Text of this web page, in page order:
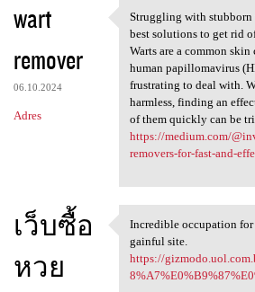
wart
remover
06.10.2024
Adres
Struggling with
Struggling with
best solutions to get rid
Warts are a common
human papillomavirus
frustrating to deal with.
harmless, finding an
of them quickly can be
https://medium.com/
removers-for-fast-and-
เว็บซื้อ
หวย
Incredible
Incredible occupation
gainful site.
https://